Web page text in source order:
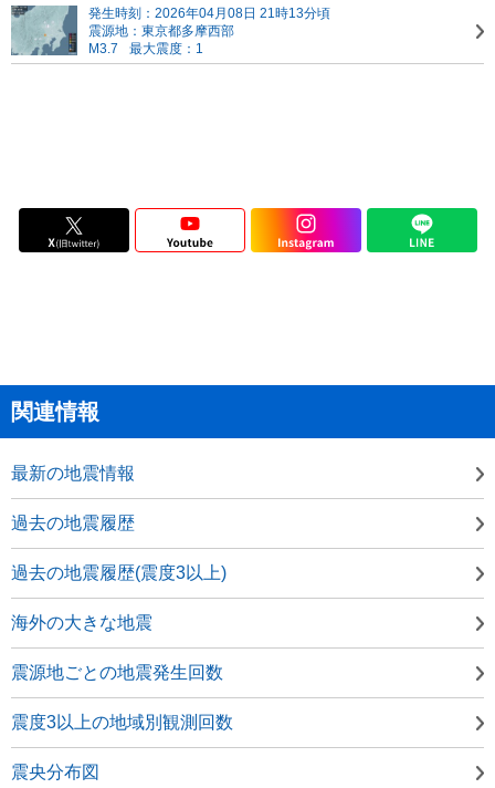
発生時刻：2026年04月08日 21時13分頃
震源地：東京都多摩西部
M3.7
最大震度：1
関連情報
最新の地震情報
過去の地震履歴
過去の地震履歴(震度3以上)
海外の大きな地震
震源地ごとの地震発生回数
震度3以上の地域別観測回数
震央分布図